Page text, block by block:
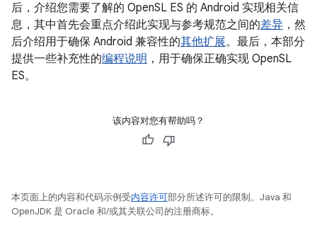
后，介绍您需要了解的 OpenSL ES 的 Android 实现相关信
息，其中首先会重点介绍此实现与参考规范之间的差异 ，然
后介绍用于确保 Android 兼容性的其他扩展。最后，本部分
提供一些补充性的编程说明 ，用于确保正确实现 OpenSL
ES。
该内容对您有帮助吗？
本页面上的内容和代码示例受内容许可部分所述许可的限制。Java 和
OpenJDK 是 Oracle 和/或其关联公司的注册商标。